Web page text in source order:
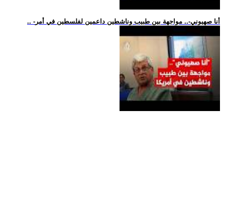
.. -أنا صهيوني-.. مواجهة بين طبيب وناشطين داعمين لفلسطين في أمر